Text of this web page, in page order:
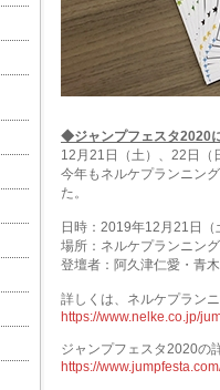
◆ジャンプフェスタ2020
12月21日（土）、22日（
今年もネルケプランニン
た。
日時：2019年12月21日
場所：ネルケプランニン
登壇者：阿久津仁愛・青
詳しくは、ネルケプラン
https://www.nelke.co.jp/
ジャンプフェスタ2020の
https://